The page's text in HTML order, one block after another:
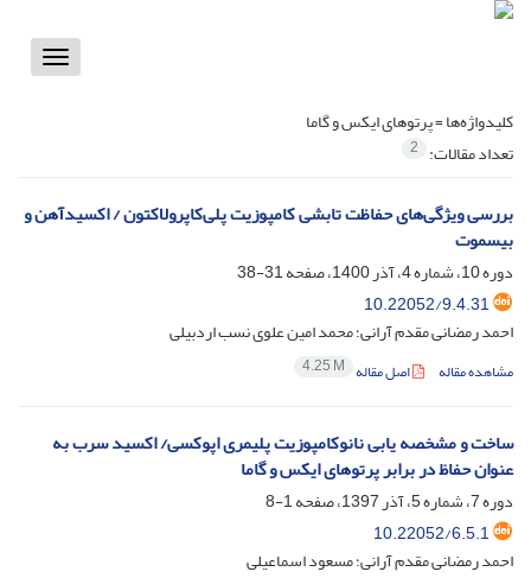
Toggle
کلیدواژه‌ها =پرتوهای ایکس و گاما
تعداد مقالات: 2
بررسی ویژگی‌های حفاظت تابشی کامپوزیت پلی‌کاپرولاکتون / اکسیدآهن و
بیسموت
دوره 10، شماره 4، آذر 1400، صفحه
31-38
10.22052/9.4.31
احمد رمضانی مقدم آرانی؛ محمد امین علوی نسب اردبیلی
مشاهده مقاله اصل مقاله 4.25 M
ساخت و مشخصه یابی نانوکامپوزیت پلیمری اپوکسی/ اکسید سرب به
عنوان حفاظ در برابر پرتوهای ایکس و گاما
دوره 7، شماره 5، آذر 1397، صفحه
1-8
10.22052/6.5.1
احمد رمضانی مقدم آرانی؛ مسعود اسماعیلی